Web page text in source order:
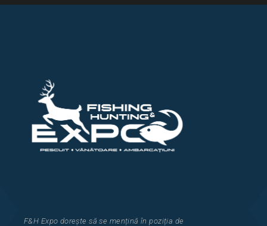
F&H Expo dorește să se mențină în poziția de